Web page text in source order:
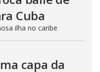
Cuba
ilha no caribe
capa da